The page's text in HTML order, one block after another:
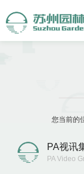
您当前的
PA视讯
PA Video